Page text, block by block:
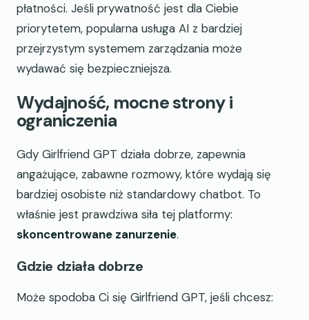
płatności. Jeśli prywatność jest dla Ciebie
priorytetem, popularna usługa AI z bardziej
przejrzystym systemem zarządzania może
wydawać się bezpieczniejsza.
Wydajność, mocne strony i
ograniczenia
Gdy Girlfriend GPT działa dobrze, zapewnia
angażujące, zabawne rozmowy, które wydają się
bardziej osobiste niż standardowy chatbot. To
właśnie jest prawdziwa siła tej platformy:
skoncentrowane zanurzenie.
Gdzie działa dobrze
Może spodoba Ci się Girlfriend GPT, jeśli chcesz: